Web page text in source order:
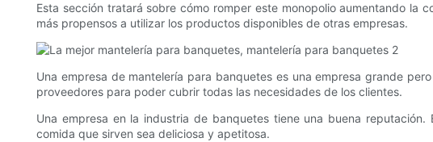
Esta sección tratará sobre cómo romper este monopolio aumentando la
más propensos a utilizar los productos disponibles de otras empresas.
Una empresa de mantelería para banquetes es una empresa grande
proveedores para poder cubrir todas las necesidades de los clientes.
Una empresa en la industria de banquetes tiene una buena
comida que sirven sea deliciosa y apetitosa.